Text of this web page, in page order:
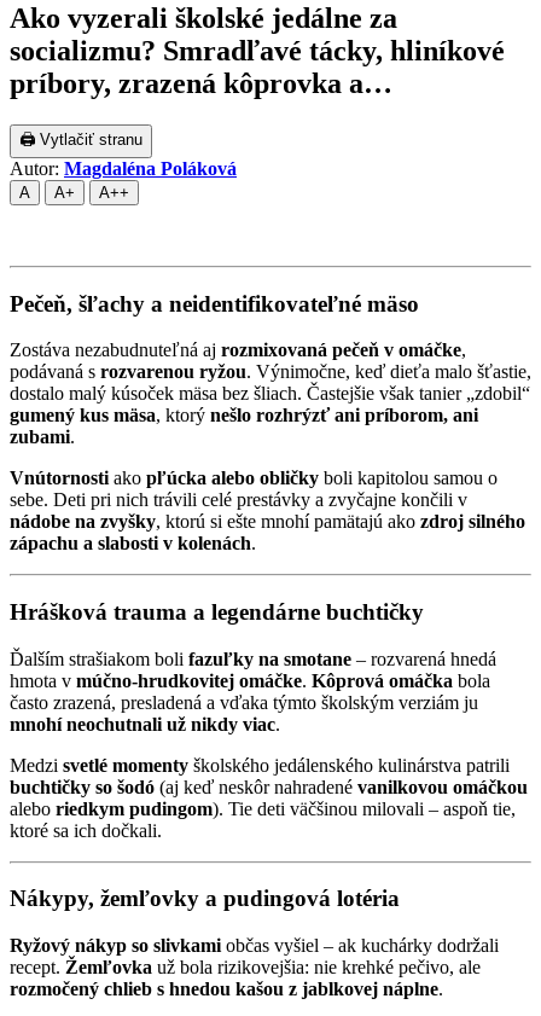
Ako vyzerali školské jedálne za
socializmu? Smradľavé tácky, hliníkové
príbory, zrazená kôprovka a…
🖨 Vytlačiť stranu
Autor: Magdaléna Poláková
A A+ A++
Pečeň, šľachy a neidentifikovateľné mäso
Zostáva nezabudnuteľná aj rozmixovaná pečeň v omáčke,
podávaná s rozvarenou ryžou. Výnimočne, keď dieťa malo šťastie,
dostalo malý kúsoček mäsa bez šliach. Častejšie však tanier „zdobil“
gumený kus mäsa, ktorý nešlo rozhrýzť ani príborom, ani
zubami.
Vnútornosti ako pľúcka alebo obličky boli kapitolou samou o
sebe. Deti pri nich trávili celé prestávky a zvyčajne končili v
nádobe na zvyšky, ktorú si ešte mnohí pamätajú ako zdroj silného
zápachu a slabosti v kolenách.
Hrášková trauma a legendárne buchtičky
Ďalším strašiakom boli fazuľky na smotane – rozvarená hnedá
hmota v múčno-hrudkovitej omáčke. Kôprová omáčka bola
často zrazená, presladená a vďaka týmto školským verziám ju
mnohí neochutnali už nikdy viac.
Medzi svetlé momenty školského jedálenského kulinárstva patrili
buchtičky so šodó (aj keď neskôr nahradené vanilkovou omáčkou
alebo riedkym pudingom). Tie deti väčšinou milovali – aspoň tie,
ktoré sa ich dočkali.
Nákypy, žemľovky a pudingová lotéria
Ryžový nákyp so slivkami občas vyšiel – ak kuchárky dodržali
recept. Žemľovka už bola rizikovejšia: nie krehké pečivo, ale
rozmočený chlieb s hnedou kašou z jablkovej náplne.